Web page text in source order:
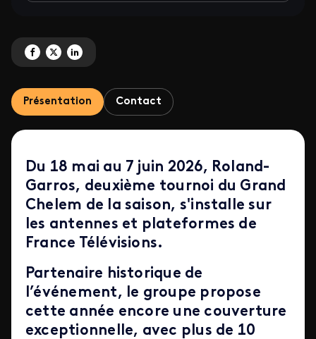
Partagez 'Roland-Garros 2026 : trois semaines de tennis et de passion !' sur
Partagez 'Roland-Garros 2026 : trois semaines de tennis et de passion
Partagez 'Roland-Garros 2026 : trois semaines de tennis et de
Présentation Contact
Du 18 mai au 7 juin 2026, Roland-
Garros, deuxième tournoi du Grand
Chelem de la saison, s'installe sur
les antennes et plateformes de
France Télévisions.
Partenaire historique de
l’événement, le groupe propose
cette année encore une couverture
exceptionnelle, avec plus de 10